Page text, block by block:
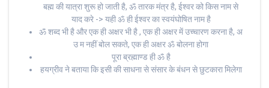
बह्म की यात्रा शुरू हो जाती है, ॐ तारक मंत्र है, ईश्वर को किस नाम से
याद करे -> यही ॐ ही ईश्वर का स्वयंघोषित नाम है
ॐ शब्द भी है और एक ही अक्षर भी है , एक ही अक्षर में उच्चारण करना है, अ
उ म नहीं बोल सकते, एक ही अक्षर ॐ बोलना होगा
पूरा ब्रह्माण्ड ही ॐ है
हयग्रीव ने बताया कि इसी की साधना से संसार के बंधन से छुटकारा मिलेगा